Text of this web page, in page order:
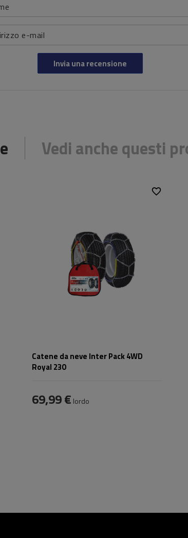
e-mail
Invia una recensione
Vedi anche questi
Catene da neve Inter Pack 4WD
Royal 230
69,99 € lordo
ÖNORM V5117